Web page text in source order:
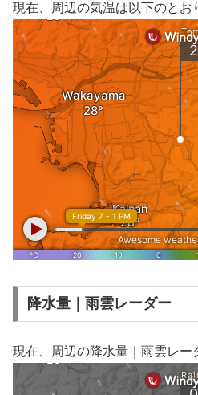
現在、周辺の気温は以下のとお
降水量｜雨雲レーダー
現在、周辺の降水量｜雨雲レー